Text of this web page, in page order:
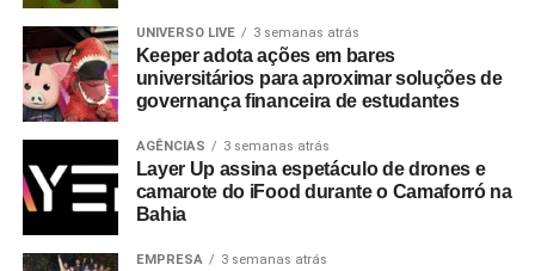
UNIVERSO LIVE 3 semanas atrás
Keeper adota ações em bares
universitários para aproximar soluções de
governança financeira de estudantes
AGÊNCIAS 3 semanas atrás
Layer Up assina espetáculo de drones e
camarote do iFood durante o Camaforró na
Bahia
EMPRESA 3 semanas atrás